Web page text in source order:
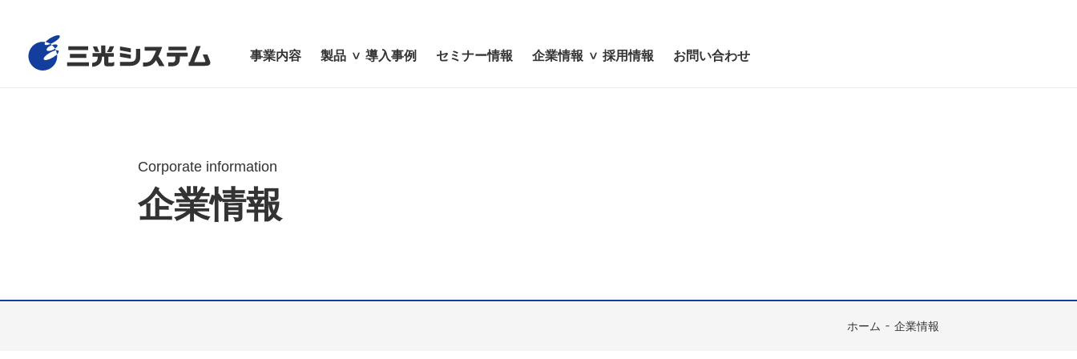
事業内容 製品 導入事例 セミナー情報 企業情報 採用情報 お問い合わせ
Corporate information
企業情報
ホーム 企業情報